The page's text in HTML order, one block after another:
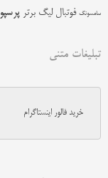
سامسونگ فوتبال لیگ برتر
تبلیغات متنی
خرید فالور اینستاگرام